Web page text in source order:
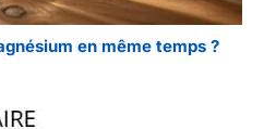
en même temps ?